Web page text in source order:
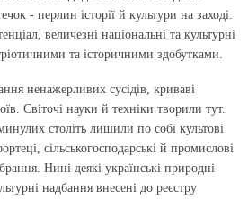
- перлин історії й культури на заході.
величезні національні та культурні
та історичними здобутками.
ненажерливих сусідів, криваві
Світочі науки й техніки творили тут.
століть лишили по собі культові
сільськогосподарські й промислові
Нині деякі українські природні
надбання внесені до реєстру